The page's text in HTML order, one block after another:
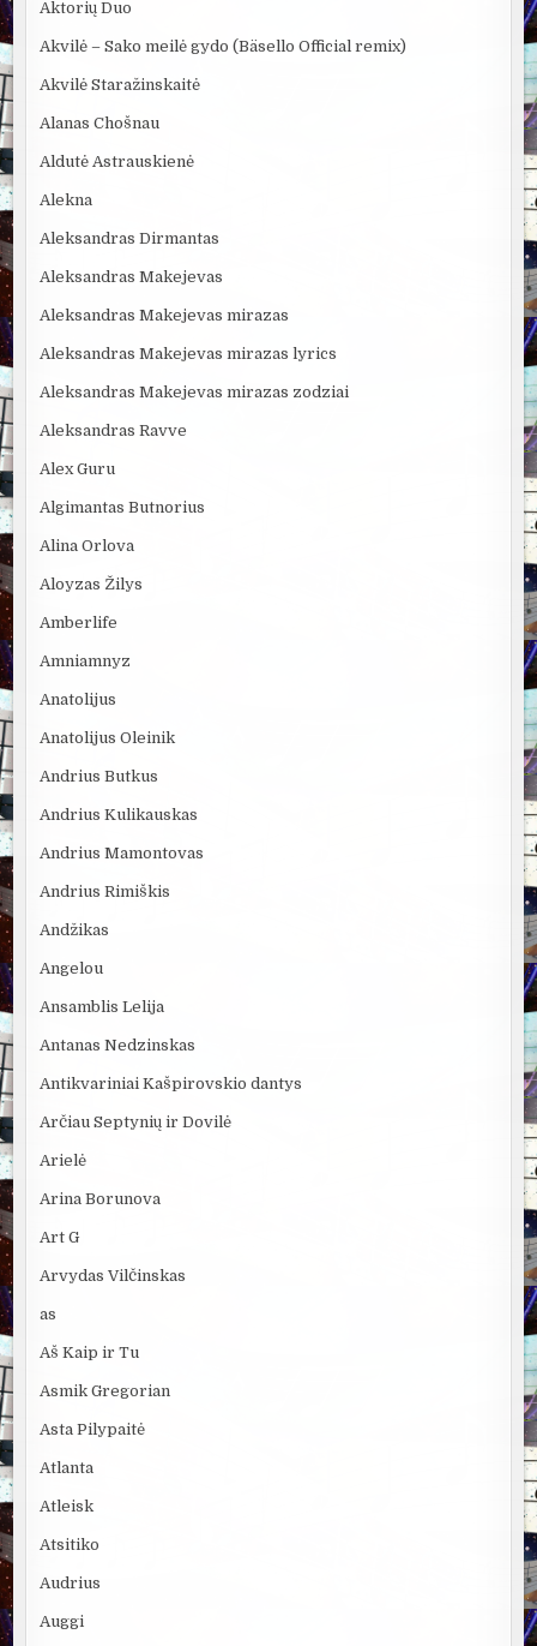
Aktorių Duo
Akvilė – Sako meilė gydo (Bäsello Official remix)
Akvilė Staražinskaitė
Alanas Chošnau
Aldutė Astrauskienė
Alekna
Aleksandras Dirmantas
Aleksandras Makejevas
Aleksandras Makejevas mirazas
Aleksandras Makejevas mirazas lyrics
Aleksandras Makejevas mirazas zodziai
Aleksandras Ravve
Alex Guru
Algimantas Butnorius
Alina Orlova
Aloyzas Žilys
Amberlife
Amniamnyz
Anatolijus
Anatolijus Oleinik
Andrius Butkus
Andrius Kulikauskas
Andrius Mamontovas
Andrius Rimiškis
Andžikas
Angelou
Ansamblis Lelija
Antanas Nedzinskas
Antikvariniai Kašpirovskio dantys
Arčiau Septynių ir Dovilė
Arielė
Arina Borunova
Art G
Arvydas Vilčinskas
as
Aš Kaip ir Tu
Asmik Gregorian
Asta Pilypaitė
Atlanta
Atleisk
Atsitiko
Audrius
Auggi